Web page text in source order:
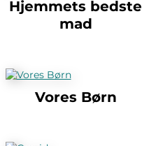
Hjemmets bedste
mad
Vores Børn